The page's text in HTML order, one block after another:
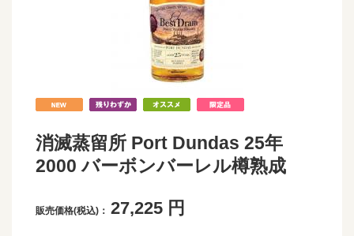
消滅蒸留所 Port Dundas 25年
2000 バーボンバーレル樽熟成
販売価格(税込)： 27,225 円